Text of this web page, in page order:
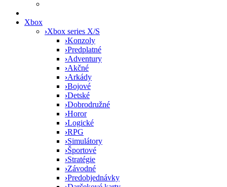
Xbox
›Xbox series X/S
›Konzoly
›Predplatné
›Adventury
›Akčné
›Arkády
›Bojové
›Detské
›Dobrodružné
›Horor
›Logické
›RPG
›Simulátory
›Športové
›Stratégie
›Závodné
›Predobjednávky